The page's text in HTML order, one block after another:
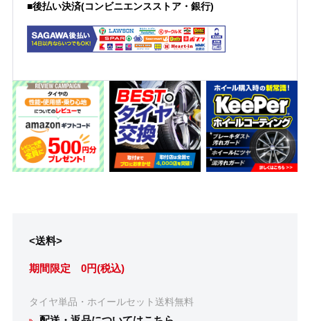
■後払い決済(コンビニエンスストア・銀行)
<送料>
期間限定 0円(税込)
タイヤ単品・ホイールセット送料無料